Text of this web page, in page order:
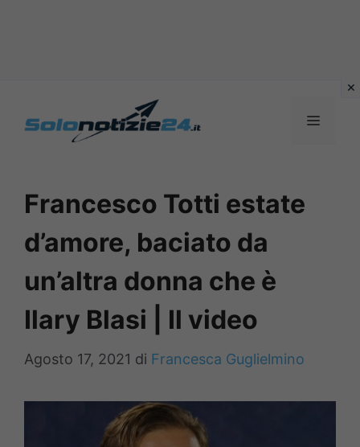
MENU
Francesco Totti estate
d’amore, baciato da
un’altra donna che è
Ilary Blasi | Il video
Agosto 17, 2021 di Francesca Guglielmino